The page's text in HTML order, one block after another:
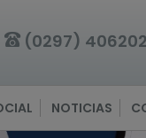
(0297)
NOTICIAS